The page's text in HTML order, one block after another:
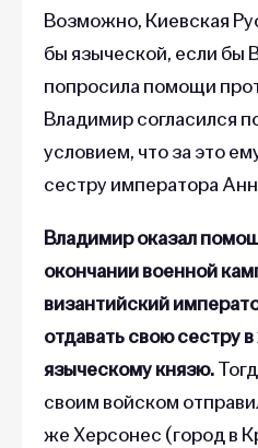
Возможно, Киевская
бы языческой, если бы
попросила помощи
Владимир согласился
условием, что за это
сестру императора
Владимир оказал
окончании военной
византийский
отдавать свою сестру
языческому князю.
своим войском
же Херсонес (город в